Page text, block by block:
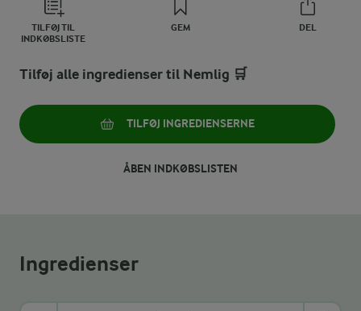
TILFØJ TIL
INDKØBSLISTE
GEM DEL
Tilføj alle ingredienser til Nemlig 🛒
TILFØJ INGREDIENSERNE
ÅBEN INDKØBSLISTEN
Ingredienser